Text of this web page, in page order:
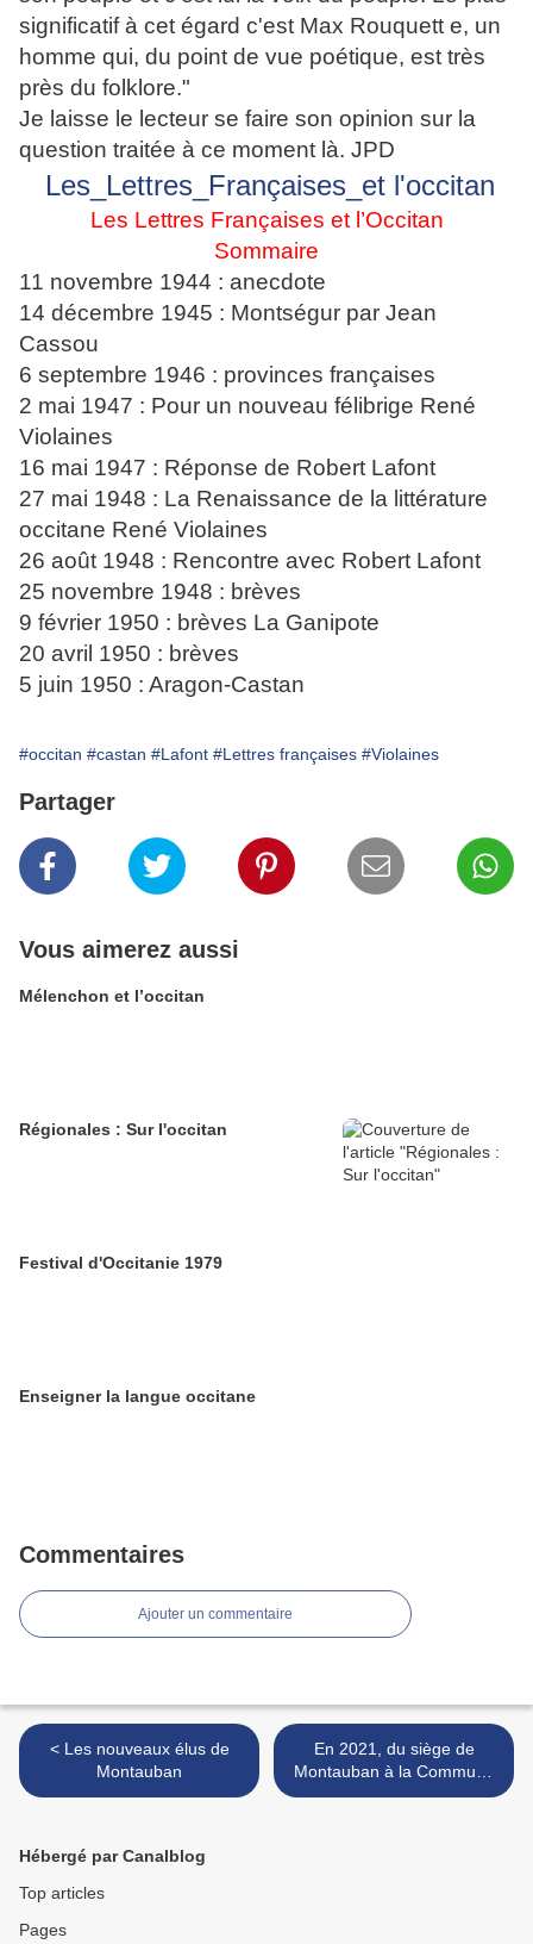
significatif à cet égard c'est Max Rouquett e, un
homme qui, du point de vue poétique, est très
près du folklore."
Je laisse le lecteur se faire son opinion sur la
question traitée à ce moment là. JPD
Les_Lettres_Françaises_et l'occitan
Les Lettres Françaises et l’Occitan
Sommaire
11 novembre 1944 : anecdote
14 décembre 1945 : Montségur par Jean
Cassou
6 septembre 1946 : provinces françaises
2 mai 1947 : Pour un nouveau félibrige René
Violaines
16 mai 1947 : Réponse de Robert Lafont
27 mai 1948 : La Renaissance de la littérature
occitane René Violaines
26 août 1948 : Rencontre avec Robert Lafont
25 novembre 1948 : brèves
9 février 1950 : brèves La Ganipote
20 avril 1950 : brèves
5 juin 1950 : Aragon-Castan
#occitan #castan #Lafont #Lettres françaises #Violaines
Partager
Vous aimerez aussi
Mélenchon et l’occitan
Régionales : Sur l'occitan
Festival d'Occitanie 1979
Enseigner la langue occitane
Commentaires
Ajouter un commentaire
< Les nouveaux élus de
Montauban
En 2021, du siège de
Montauban à la Commune
de Paris >
Hébergé par Canalblog
Top articles
Pages